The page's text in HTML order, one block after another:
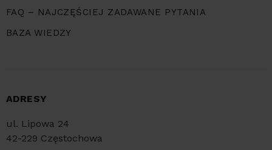
FAQ – NAJCZĘŚCIEJ ZADAWANE PYTANIA
BAZA WIEDZY
ADRESY
ul. Lipowa 24
42-229 Częstochowa